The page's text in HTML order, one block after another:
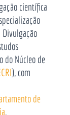
científica
do Núcleo de
), com
de
.